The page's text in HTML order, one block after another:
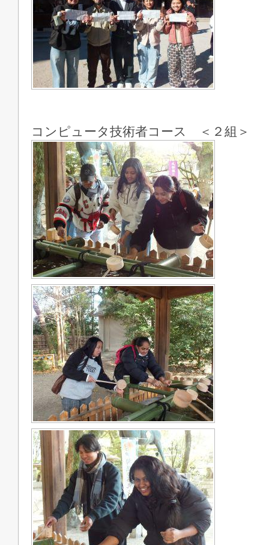
コンピュータ技術者コース ＜２組＞